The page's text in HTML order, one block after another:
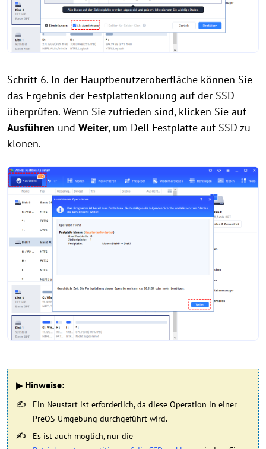
Schritt 6. In der Hauptbenutzeroberfläche können Sie
das Ergebnis der Festplattenklonung auf der SSD
überprüfen. Wenn Sie zufrieden sind, klicken Sie auf
Ausführen und Weiter, um Dell Festplatte auf SSD zu
klonen.
▶ Hinweise:
Ein Neustart ist erforderlich, da diese Operation in einer
PreOS-Umgebung durchgeführt wird.
Es ist auch möglich, nur die